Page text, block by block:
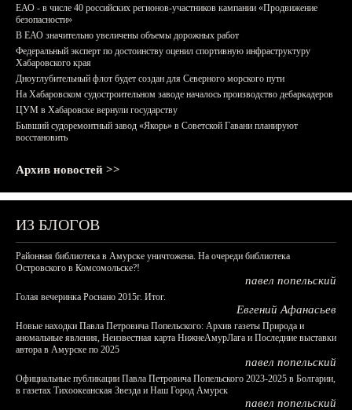
ЕАО - в числе 40 российских регионов-участников кампании «Продвижение
безопасности»
В ЕАО значительно увеличены объемы дорожных работ
Федеральный эксперт по достоинству оценил спортивную инфраструктуру
Хабаровского края
Дноуглубительный флот будет создан для Северного морского пути
На Хабаровском судостроительном заводе началось производство дебаркадеров
ЦУМ в Хабаровске вернули государству
Бывший судоремонтный завод «Якорь» в Советской Гавани планируют
восстановить
Архив новостей >>
ИЗ БЛОГОВ
Районная библиотека в Амурске уничтожена. На очереди библиотека
Островского в Комсомольске?!
павел попельский
Голая вечеринка Роснано 2015г. Итог.
Евгений Афанасьев
Новые находки Павла Петровича Попельского: Архив газеты Природа и
аномальные явления, Неизвестная карта НижнеАмурЛага и Последние выставки
автора в Амурске по 2025
павел попельский
Официальные публикации Павла Петровича Попельского 2023-2025 в Болгарии,
в газетах Тихоокеанская Звезда и Наш Город Амурск
павел попельский